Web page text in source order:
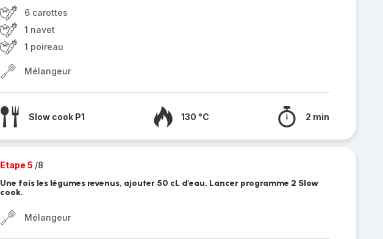
6 carottes
1 navet
1 poireau
Mélangeur
Slow cook P1 130 °C 2 min
Etape 5 /8
Une fois les légumes revenus, ajouter 50 cL d'eau. Lancer programme 2 Slow
cook.
Mélangeur